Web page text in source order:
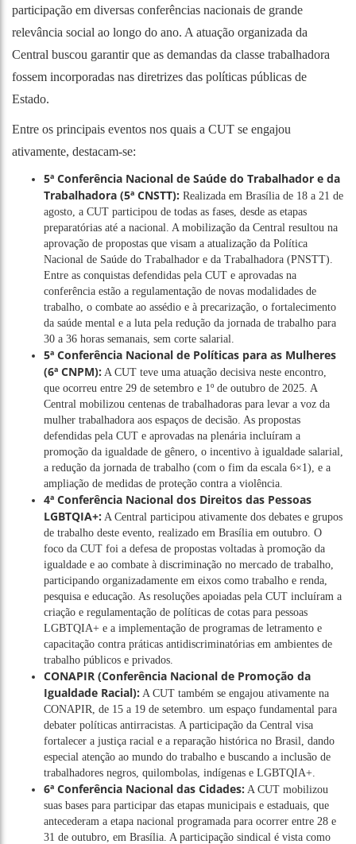
participação em diversas conferências nacionais de grande
relevância social ao longo do ano. A atuação organizada da
Central buscou garantir que as demandas da classe trabalhadora
fossem incorporadas nas diretrizes das políticas públicas de
Estado.
Entre os principais eventos nos quais a CUT se engajou
ativamente, destacam-se:
5ª Conferência Nacional de Saúde do Trabalhador e da
Trabalhadora (5ª CNSTT): Realizada em Brasília de 18 a 21 de
agosto, a CUT participou de todas as fases, desde as etapas
preparatórias até a nacional. A mobilização da Central resultou na
aprovação de propostas que visam a atualização da Política
Nacional de Saúde do Trabalhador e da Trabalhadora (PNSTT).
Entre as conquistas defendidas pela CUT e aprovadas na
conferência estão a regulamentação de novas modalidades de
trabalho, o combate ao assédio e à precarização, o fortalecimento
da saúde mental e a luta pela redução da jornada de trabalho para
30 a 36 horas semanais, sem corte salarial.
5ª Conferência Nacional de Políticas para as Mulheres
(6ª CNPM): A CUT teve uma atuação decisiva neste encontro,
que ocorreu entre 29 de setembro e 1º de outubro de 2025. A
Central mobilizou centenas de trabalhadoras para levar a voz da
mulher trabalhadora aos espaços de decisão. As propostas
defendidas pela CUT e aprovadas na plenária incluíram a
promoção da igualdade de gênero, o incentivo à igualdade salarial,
a redução da jornada de trabalho (com o fim da escala 6×1), e a
ampliação de medidas de proteção contra a violência.
4ª Conferência Nacional dos Direitos das Pessoas
LGBTQIA+: A Central participou ativamente dos debates e grupos
de trabalho deste evento, realizado em Brasília em outubro. O
foco da CUT foi a defesa de propostas voltadas à promoção da
igualdade e ao combate à discriminação no mercado de trabalho,
participando organizadamente em eixos como trabalho e renda,
pesquisa e educação. As resoluções apoiadas pela CUT incluíram a
criação e regulamentação de políticas de cotas para pessoas
LGBTQIA+ e a implementação de programas de letramento e
capacitação contra práticas antidiscriminatórias em ambientes de
trabalho públicos e privados.
CONAPIR (Conferência Nacional de Promoção da
Igualdade Racial): A CUT também se engajou ativamente na
CONAPIR, de 15 a 19 de setembro. um espaço fundamental para
debater políticas antirracistas. A participação da Central visa
fortalecer a justiça racial e a reparação histórica no Brasil, dando
especial atenção ao mundo do trabalho e buscando a inclusão de
trabalhadores negros, quilombolas, indígenas e LGBTQIA+.
6ª Conferência Nacional das Cidades: A CUT mobilizou
suas bases para participar das etapas municipais e estaduais, que
antecederam a etapa nacional programada para ocorrer entre 28 e
31 de outubro, em Brasília. A participação sindical é vista como